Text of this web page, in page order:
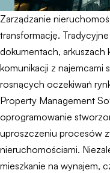
Zarządzanie
transformację.
dokumentach, arkuszach
komunikacji z najemcami
rosnących oczekiwań
Property Management
oprogramowanie
uproszczeniu procesów
nieruchomościami.
mieszkanie na wynajem,